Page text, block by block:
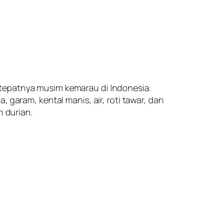
musim kemarau di Indonesia.
garam, kental manis, air, roti tawar, dan
durian.